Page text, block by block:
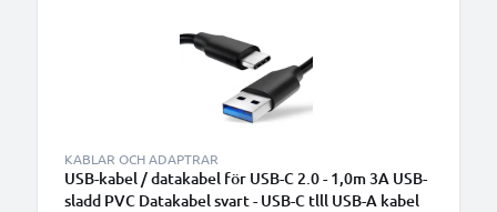
KABLAR OCH ADAPTRAR
USB-kabel / datakabel för USB-C 2.0 - 1,0m 3A USB-
sladd PVC Datakabel svart - USB-C tlll USB-A kabel